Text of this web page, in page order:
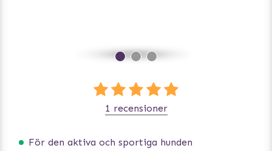
För den aktiva och sportiga hunden
1 recensioner